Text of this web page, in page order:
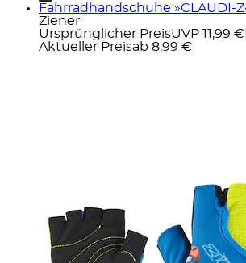
Fahrradhandschuhe »CLAUDI-
Ziener
Ursprünglicher PreisUVP 11,99 €
Aktueller Preisab 8,99 €